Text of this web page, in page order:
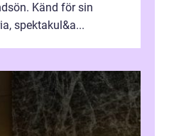
Känd för sin
spektakul&a...